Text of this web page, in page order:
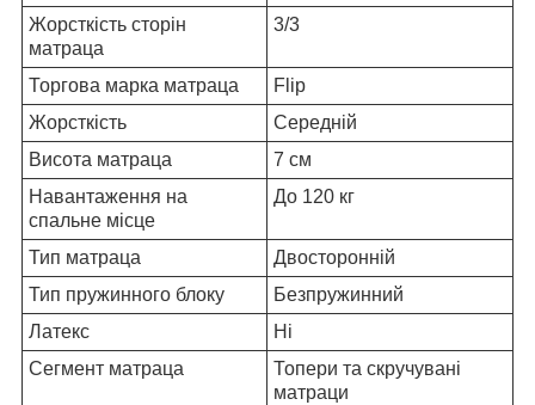
Жорсткість сторін
матраца
3/3
Торгова марка матраца
Flip
Жорсткість
Середній
Висота матраца
7 см
Навантаження на
спальне місце
До 120 кг
Тип матраца
Двосторонній
Тип пружинного блоку
Безпружинний
Латекс
Ні
Сегмент матраца
Топери та скручувані
матраци